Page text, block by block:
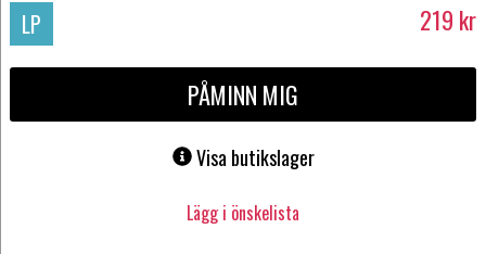
LP 219 kr
PÅMINN MIG
Visa butikslager
Lägg i önskelista